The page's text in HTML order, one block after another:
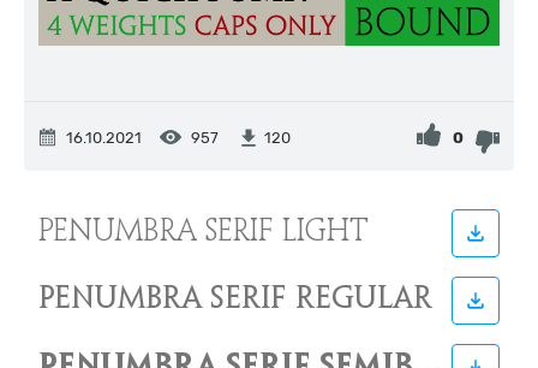
16.10.2021 957 120 0